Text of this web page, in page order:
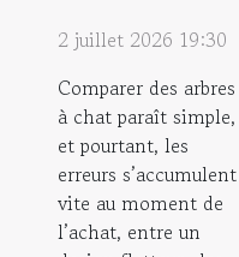
2 juillet 2026 19:30
Comparer des arbres
à chat paraît simple,
et pourtant, les
erreurs s’accumulent
vite au moment de
l’achat, entre un